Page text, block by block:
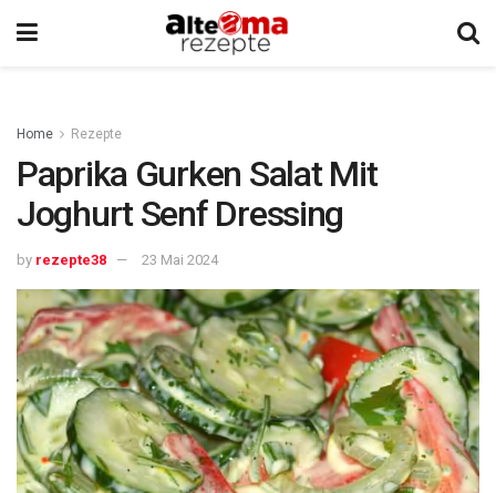
Home Rezepte
Paprika Gurken Salat Mit
Joghurt Senf Dressing
by rezepte38 23 Mai 2024